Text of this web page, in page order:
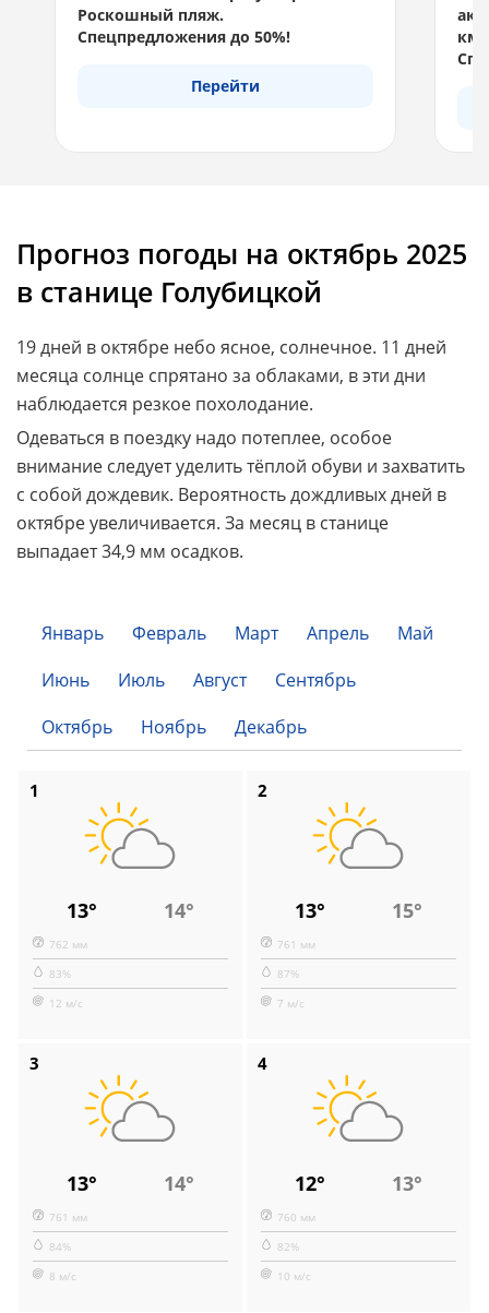
Роскошный пляж.
Спецпредложения до 50%!
Перейти
км
Прогноз погоды на октябрь 2025
в станице Голубицкой
19 дней в октябре небо ясное, солнечное. 11 дней
месяца солнце спрятано за облаками, в эти дни
наблюдается резкое похолодание.
Одеваться в поездку надо потеплее, особое
внимание следует уделить тёплой обуви и захватить
с собой дождевик. Вероятность дождливых дней в
октябре увеличивается. За месяц в станице
выпадает 34,9 мм осадков.
Январь Февраль Март Апрель
Май
Июнь
Июль Август
Сентябрь
Октябрь
Ноябрь Декабрь
1
13° 14°
762 мм
83%
12 м/с
2
13° 15°
761 мм
87%
7 м/с
3
13° 14°
761 мм
84%
8 м/с
4
12° 13°
760 мм
82%
10 м/с